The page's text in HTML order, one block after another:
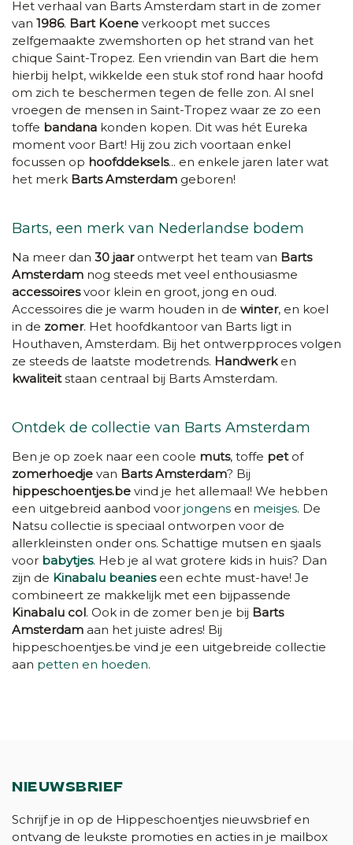
Het verhaal van Barts Amsterdam start in de zomer
van 1986. Bart Koene verkoopt met succes
zelfgemaakte zwemshorten op het strand van het
chique Saint-Tropez. Een vriendin van Bart die hem
hierbij helpt, wikkelde een stuk stof rond haar hoofd
om zich te beschermen tegen de felle zon. Al snel
vroegen de mensen in Saint-Tropez waar ze zo een
toffe bandana konden kopen. Dit was hét Eureka
moment voor Bart! Hij zou zich voortaan enkel
focussen op hoofddeksels... en enkele jaren later wat
het merk Barts Amsterdam geboren!
Barts, een merk van Nederlandse bodem
Na meer dan 30 jaarontwerpt het team van Barts
Amsterdam nog steeds met veel enthousiasme
accessoiresvoor klein en groot, jong en oud.
Accessoires die je warm houden in de winter, en koel
in de zomer. Het hoofdkantoor van Barts ligt in
Houthaven, Amsterdam. Bij het ontwerpproces volgen
ze steeds de laatste modetrends. Handwerken
kwaliteitstaan centraal bij Barts Amsterdam.
Ontdek de collectie van Barts Amsterdam
Ben je op zoek naar een coole muts, toffe petof
zomerhoedje van Barts Amsterdam? Bij
hippeschoentjes.be vind je het allemaal! We hebben
een uitgebreid aanbod voor jongens en meisjes. De
Natsu collectie is speciaal ontworpen voor de
allerkleinsten onder ons. Schattige mutsen en sjaals
voor babytjes. Heb je al wat grotere kids in huis? Dan
zijn de Kinabalu beanieseen echte must-have! Je
combineert ze makkelijk met een bijpassende
Kinabalu col. Ook in de zomer ben je bij Barts
Amsterdam aan het juiste adres! Bij
hippeschoentjes.be vind je een uitgebreide collectie
aan petten en hoeden.
NIEUWSBRIEF
Schrijf je in op de Hippeschoentjes nieuwsbrief en
ontvang de leukste promoties en acties in je mailbox